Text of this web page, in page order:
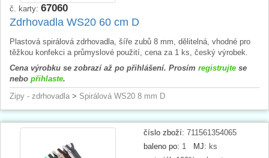
č. karty: 67060
Zdrhovadla WS20 60 cm D
Plastová spirálová zdrhovadla, šíře zubů 8 mm, dělitelná, vhodné pro
těžkou konfekci a průmyslové použití, cena za 1 ks, český výrobek.
Cena výrobku se zobrazí až po přihlášení. Prosím registrujte se
nebo přihlaste.
Zipy - zdrhovadla > Spirálová WS20 8 mm D
číslo zboží: 711561354065
baleno po: 1 MJ: ks